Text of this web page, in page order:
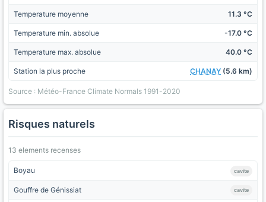
Temperature moyenne 11.3 °C
Temperature min. absolue -17.0 °C
Temperature max. absolue 40.0 °C
Station la plus proche CHANAY (5.6 km)
Source : Météo-France Climate Normals 1991-2020
Risques naturels
13 elements recenses
Boyau cavite
Gouffre de Génissiat cavite